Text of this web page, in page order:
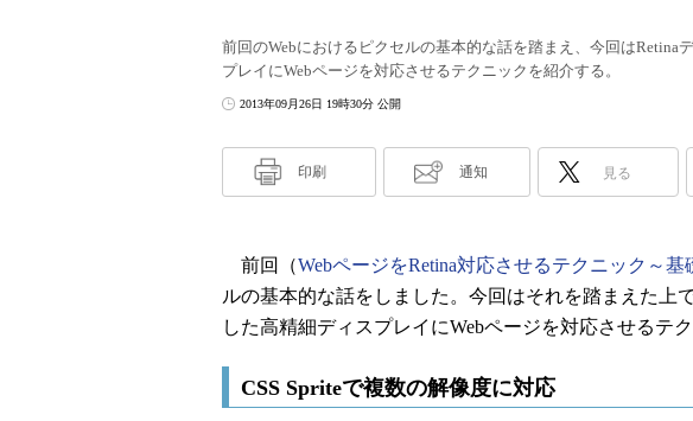
前回のWebにおけるピクセルの基本的な話を踏まえ、今回はRetina
プレイにWebページを対応させるテクニックを紹介する。
2013年09月26日 19時30分 公開
印刷 通知 見る
前回（WebページをRetina対応させるテクニック～基
ルの基本的な話をしました。今回はそれを踏まえた上
した高精細ディスプレイにWebページを対応させるテ
CSS Spriteで複数の解像度に対応